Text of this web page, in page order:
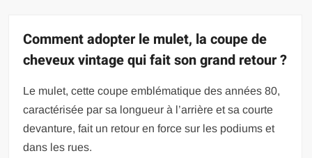
Comment adopter le mulet, la coupe de
cheveux vintage qui fait son grand retour ?
Le mulet, cette coupe emblématique des années 80,
caractérisée par sa longueur à l’arrière et sa courte
devanture, fait un retour en force sur les podiums et
dans les rues.